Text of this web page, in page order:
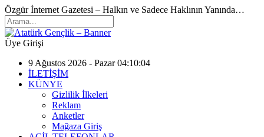
Özgür İnternet Gazetesi – Halkın ve Sadece Haklının Yanında…
Üye Girişi
9 Ağustos 2026 - Pazar 04:10:04
İLETİŞİM
KÜNYE
Gizlilik İlkeleri
Reklam
Anketler
Mağaza Giriş